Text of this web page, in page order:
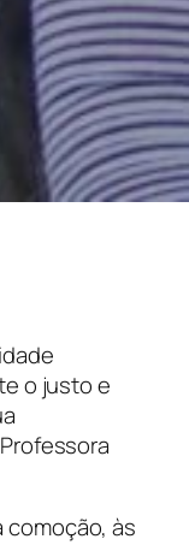
o justo e
às